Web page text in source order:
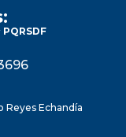
PQRSDF
Reyes Echandía